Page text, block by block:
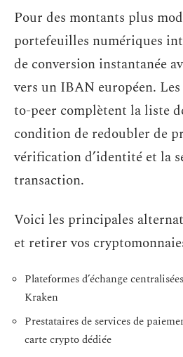
Pour des montants plus
portefeuilles numériques
de conversion instantanée
vers un IBAN européen.
to-peer complètent la liste
condition de redoubler de
vérification d’identité et la
transaction.
Voici les principales
et retirer vos
Plateformes d’échange
Kraken
Prestataires de services de
carte crypto dédiée